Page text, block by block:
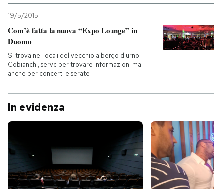
19/5/2015
Com’è fatta la nuova “Expo Lounge” in
Duomo
Si trova nei locali del vecchio albergo diurno
Cobianchi, serve per trovare informazioni ma
anche per concerti e serate
In evidenza